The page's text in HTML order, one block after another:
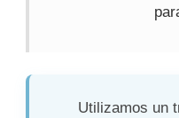
Utilizamos un